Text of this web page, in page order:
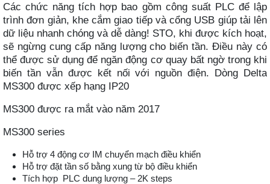
Các chức năng tích hợp bao gồm công suất PLC để lập
trình đơn giản, khe cắm giao tiếp và cổng USB giúp tải lên
dữ liệu nhanh chóng và dễ dàng! STO, khi được kích hoạt,
sẽ ngừng cung cấp năng lượng cho biến tần. Điều này có
thể được sử dụng để ngăn động cơ quay bất ngờ trong khi
biến tần vẫn được kết nối với nguồn điện. Dòng Delta
MS300 được xếp hạng IP20
MS300 được ra mắt vào năm 2017
MS300 series
Hỗ trợ 4 động cơ IM chuyển mạch điều khiển
Hỗ trợ đặt tần số bằng xung từ bộ điều khiển
Tích hợp PLC dung lượng – 2K steps